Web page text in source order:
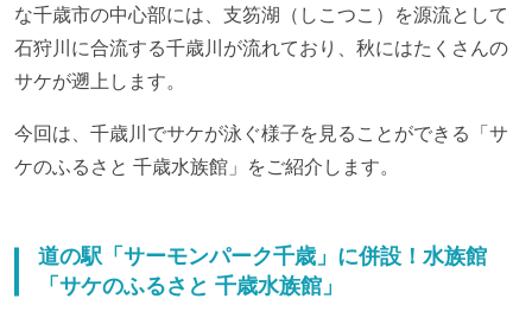
な千歳市の中心部には、支笏湖（しこつこ）を源流として
石狩川に合流する千歳川が流れており、秋にはたくさんの
サケが遡上します。
今回は、千歳川でサケが泳ぐ様子を見ることができる「サ
ケのふるさと 千歳水族館」をご紹介します。
道の駅「サーモンパーク千歳」に併設！水族館
「サケのふるさと 千歳水族館」